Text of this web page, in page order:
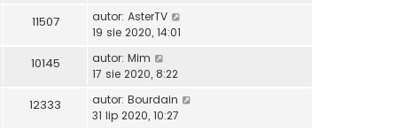
11507 autor: AsterTV
19 sie 2020, 14:01
10145 autor: Mim
17 sie 2020, 8:22
12333 autor: Bourdain
31 lip 2020, 10:27